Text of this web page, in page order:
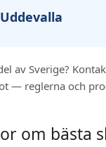
av Sverige?
— reglerna och
om bästa